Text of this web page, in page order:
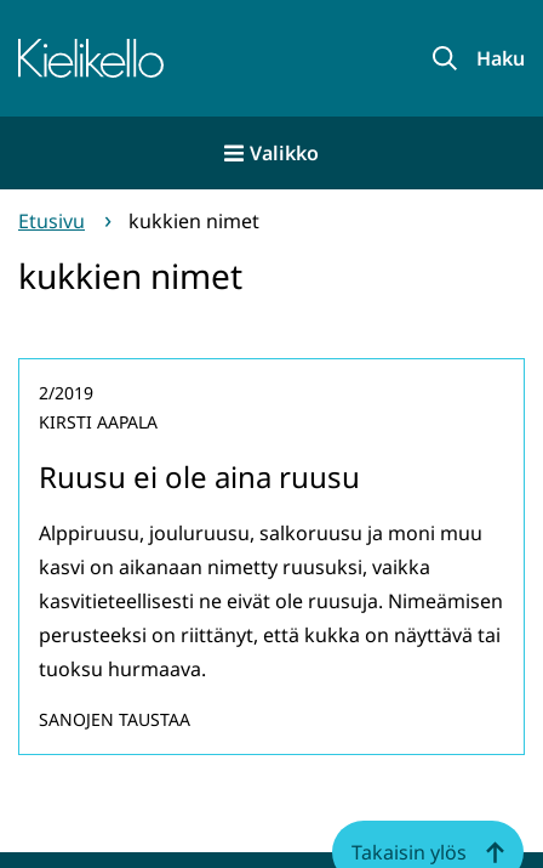
sisältöön
Etusivu Haku
Valikko
Etusivu kukkien nimet
kukkien nimet
Ruusu ei ole aina ruusu
2/2019
KIRSTI AAPALA
Alppiruusu, jouluruusu, salkoruusu ja moni muu
kasvi on aikanaan nimetty ruusuksi, vaikka
kasvitieteellisesti ne eivät ole ruusuja. Nimeämisen
perusteeksi on riittänyt, että kukka on näyttävä tai
tuoksu hurmaava.
SANOJEN TAUSTAA
Takaisin ylös